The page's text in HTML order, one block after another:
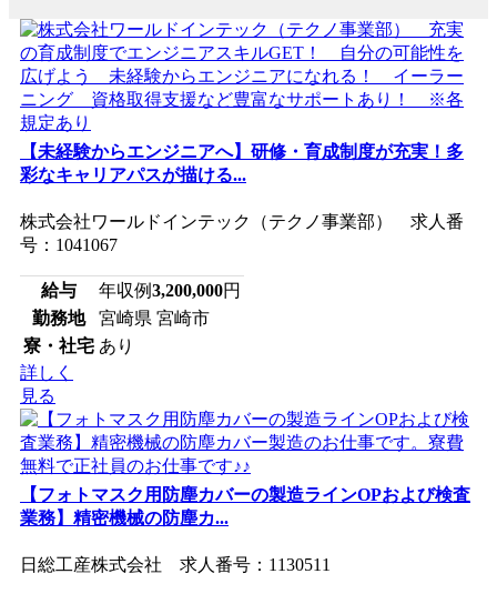
【未経験からエンジニアへ】研修・育成制度が充実！多
彩なキャリアパスが描ける...
株式会社ワールドインテック（テクノ事業部） 求人番
号：1041067
給与 年収例3,200,000円
勤務地
宮崎県 宮崎市
寮・社宅 あり
詳しく
見る
【フォトマスク用防塵カバーの製造ラインOPおよび検査
業務】精密機械の防塵カ...
日総工産株式会社 求人番号：1130511